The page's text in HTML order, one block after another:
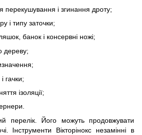
перекушування і згинання дроту;
і типу заточки;
банок і консервні ножі;
дереву;
гачки;
ізоляції;
перелік. Його можуть продовжувати
Інструменти Вікторінокс незамінні в